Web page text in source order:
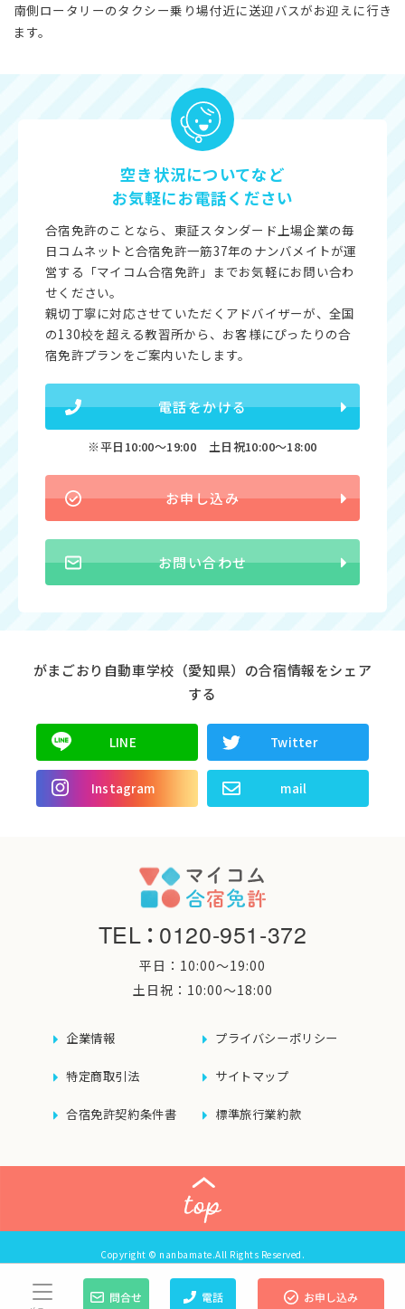
南側ロータリーのタクシー乗り場付近に送迎バスがお迎えに行き
ます。
空き状況についてなど
お気軽にお電話ください
合宿免許のことなら、東証スタンダード上場企業の毎
日コムネットと合宿免許一筋37年のナンバメイトが運
営する「マイコム合宿免許」までお気軽にお問い合わ
せください。
親切丁寧に対応させていただくアドバイザーが、全国
の130校を超える教習所から、お客様にぴったりの合
宿免許プランをご案内いたします。
電話をかける
※平日10:00〜19:00 土日祝10:00〜18:00
お申し込み
お問い合わせ
がまごおり自動車学校（愛知県）の合宿情報をシェア
する
LINE Twitter
Instagram mail
TEL：0120-951-372
平日：10:00〜19:00
土日祝：10:00〜18:00
企業情報 プライバシーポリシー
特定商取引法 サイトマップ
合宿免許契約条件書 標準旅行業約款
Copyright © nanbamate.All Rights Reserved.